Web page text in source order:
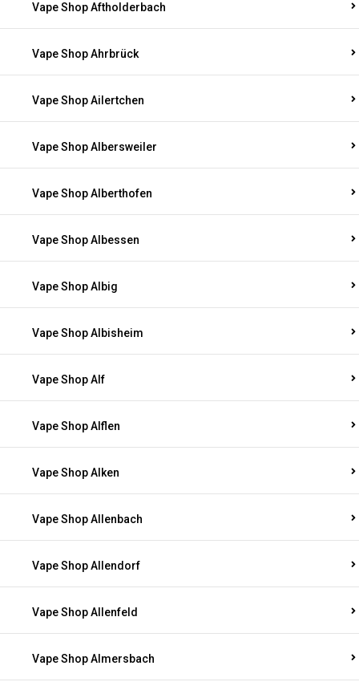
Vape Shop Aftholderbach
Vape Shop Ahrbrück
Vape Shop Ailertchen
Vape Shop Albersweiler
Vape Shop Alberthofen
Vape Shop Albessen
Vape Shop Albig
Vape Shop Albisheim
Vape Shop Alf
Vape Shop Alflen
Vape Shop Alken
Vape Shop Allenbach
Vape Shop Allendorf
Vape Shop Allenfeld
Vape Shop Almersbach